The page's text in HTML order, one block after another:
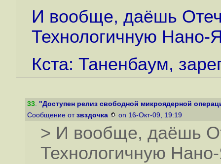
И вообще, даёшь
Технологичную
Кста: Таненбаум,
33. "Доступен релиз свободной микроядерной
Сообщение от звздочка on 16-Окт-09, 19:19
> И вообще, даёшь
Технологичную